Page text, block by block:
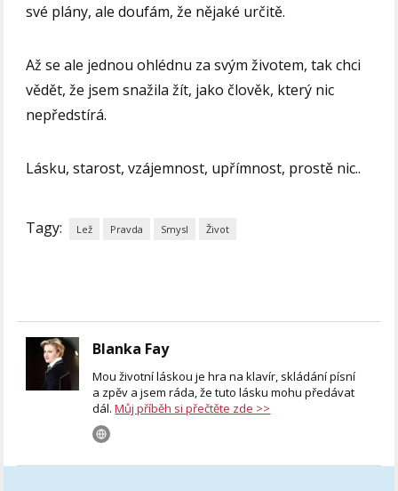
své plány, ale doufám, že nějaké určitě.
Až se ale jednou ohlédnu za svým životem, tak chci
vědět, že jsem snažila žít, jako člověk, který nic
nepředstírá.
Lásku, starost, vzájemnost, upřímnost, prostě nic..
Tagy: Lež Pravda Smysl Život
Blanka Fay
Mou životní láskou je hra na klavír, skládání písní
a zpěv a jsem ráda, že tuto lásku mohu předávat
dál.Můj příběh si přečtěte zde >>